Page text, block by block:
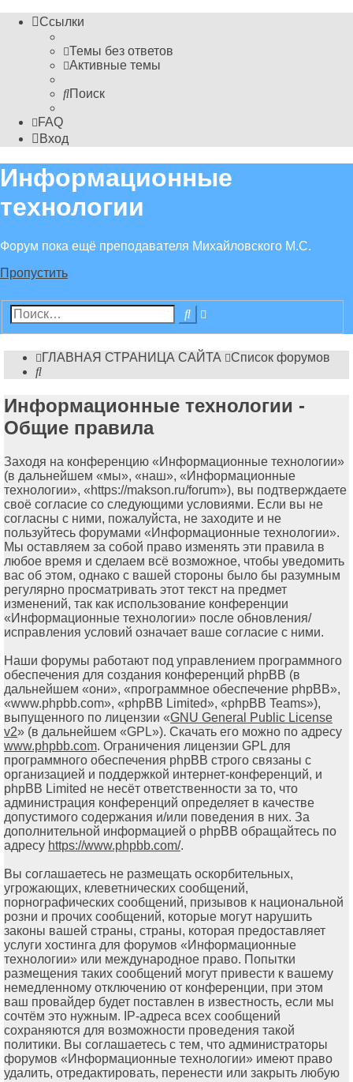
Ссылки
Темы без ответов
Активные темы
Поиск
FAQ
Вход
Информационные
технологии
Форум пока ещё преподавателя Михайловского М.С.
Пропустить
Поиск
ГЛАВНАЯ СТРАНИЦА САЙТА
Список форумов
Поиск
Информационные технологии -
Общие правила
Заходя на конференцию «Информационные технологии»
(в дальнейшем «мы», «наш», «Информационные
технологии», «https://makson.ru/forum»), вы подтверждаете
своё согласие со следующими условиями. Если вы не
согласны с ними, пожалуйста, не заходите и не
пользуйтесь форумами «Информационные технологии».
Мы оставляем за собой право изменять эти правила в
любое время и сделаем всё возможное, чтобы уведомить
вас об этом, однако с вашей стороны было бы разумным
регулярно просматривать этот текст на предмет
изменений, так как использование конференции
«Информационные технологии» после обновления/
исправления условий означает ваше согласие с ними.
Наши форумы работают под управлением программного
обеспечения для создания конференций phpBB (в
дальнейшем «они», «программное обеспечение phpBB»,
«www.phpbb.com», «phpBB Limited», «phpBB Teams»),
выпущенного по лицензии «GNU General Public License
v2» (в дальнейшем «GPL»). Скачать его можно по адресу
www.phpbb.com. Ограничения лицензии GPL для
программного обеспечения phpBB строго связаны с
организацией и поддержкой интернет-конференций, и
phpBB Limited не несёт ответственности за то, что
администрация конференций определяет в качестве
допустимого содержания и/или поведения в них. За
дополнительной информацией о phpBB обращайтесь по
адресу https://www.phpbb.com/.
Вы соглашаетесь не размещать оскорбительных,
угрожающих, клеветнических сообщений,
порнографических сообщений, призывов к национальной
розни и прочих сообщений, которые могут нарушить
законы вашей страны, страны, которая предоставляет
услуги хостинга для форумов «Информационные
технологии» или международное право. Попытки
размещения таких сообщений могут привести к вашему
немедленному отключению от конференции, при этом
ваш провайдер будет поставлен в известность, если мы
сочтём это нужным. IP-адреса всех сообщений
сохраняются для возможности проведения такой
политики. Вы соглашаетесь с тем, что администраторы
форумов «Информационные технологии» имеют право
удалить, отредактировать, перенести или закрыть любую